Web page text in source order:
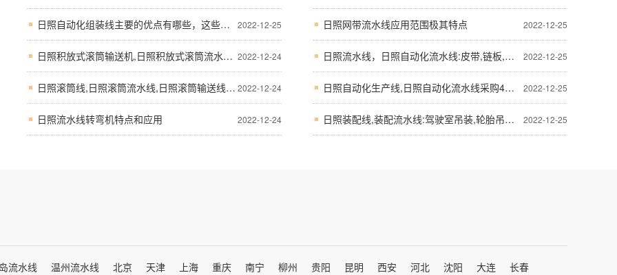
2022-12-25
日照自动化组装线主要的优点有哪些，这些优点值得关注
2022-12-24
日照积放式滚筒输送机,日照积放式滚筒流水线系统
2022-12-24
日照滚筒线,日照滚筒流水线,日照滚筒输送线(控制箱运输)技术参考
2022-12-24
日照流水线转弯机特点和应用
2022-12-25
日照网带流水线应用范围极其特点
2022-12-25
日照流水线，日照自动化流水线:皮带,链板,滚筒,倍速四种采购必备技术参数和参考
2022-12-25
日照自动化生产线,日照自动化流水线采购4个窍门
2022-12-25
日照装配线,装配流水线:驾驶室吊装,轮胎吊装线
流水线 温州流水线 北京 天津 上海 重庆 南宁 柳州 贵阳 昆明 西安 河北 沈阳 大连 长春